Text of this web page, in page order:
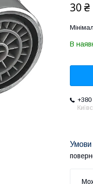
30 ₴
В